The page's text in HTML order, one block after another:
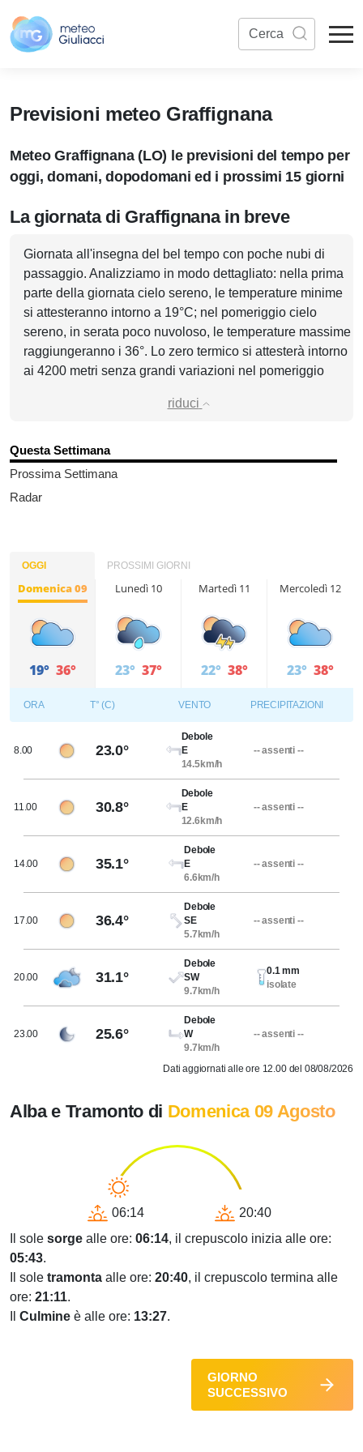
Previsioni meteo Graffignana
Meteo Graffignana (LO) le previsioni del tempo per
oggi, domani, dopodomani ed i prossimi 15 giorni
La giornata di Graffignana in breve
Giornata all'insegna del bel tempo con poche nubi di
passaggio. Analizziamo in modo dettagliato: nella prima
parte della giornata cielo sereno, le temperature minime
si attesteranno intorno a 19°C; nel pomeriggio cielo
sereno, in serata poco nuvoloso, le temperature massime
raggiungeranno i 36°. Lo zero termico si attesterà intorno
ai 4200 metri senza grandi variazioni nel pomeriggio
riduci
Questa Settimana
Prossima Settimana
Radar
OGGI PROSSIMI GIORNI
Domenica 09
19° 36°
Lunedì 10
23° 37°
Martedì 11
22° 38°
Mercoledì 12
23° 38°
ORA T° (C) VENTO PRECIPITAZIONI
8.00 23.0°
Debole
E
14.5km/h
-- assenti --
11.00 30.8°
Debole
E
12.6km/h
-- assenti --
14.00 35.1°
Debole
E
6.6km/h
-- assenti --
17.00 36.4°
Debole
SE
5.7km/h
-- assenti --
20.00 31.1°
Debole
SW
9.7km/h
0.1 mm
isolate
23.00 25.6°
Debole
W
9.7km/h
-- assenti --
Dati aggiornati alle ore 12.00 del 08/08/2026
Alba e Tramonto di Domenica 09 Agosto
06:14
20:40
Il sole sorge alle ore: 06:14, il crepuscolo inizia alle ore:
05:43.
Il sole tramonta alle ore: 20:40, il crepuscolo termina alle
ore: 21:11.
Culmine è alle ore: 13:27.
GIORNO
SUCCESSIVO